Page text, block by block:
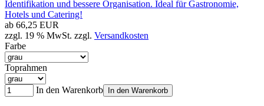
ab 66,25 EUR
zzgl. 19 % MwSt. zzgl. Versandkosten
Farbe
Toprahmen
In den Warenkorb In den Warenkorb